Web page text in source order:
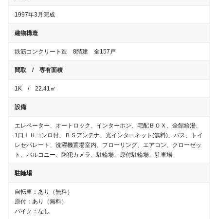
1997年3月完成
建物構造
鉄筋コンクリート造 8階建 全157戸
間取 / 専有面積
1K / 22.41㎡
設備
エレベーター、オートロック、インターホン、宅配ＢＯＸ、全館給湯、
1口ＩＨコンロ付、ＢＳアンテナ、光インターネット(無料)、バス、トイ
レセパレート、洗濯機置場室内、フローリング、エアコン、クローゼッ
ト、バルコニー、防犯カメラ、駐輪場、原付駐輪場、駐車場
駐輪場
自転車 ： あり（無料）
原付 ： あり（無料）
バイク ： なし